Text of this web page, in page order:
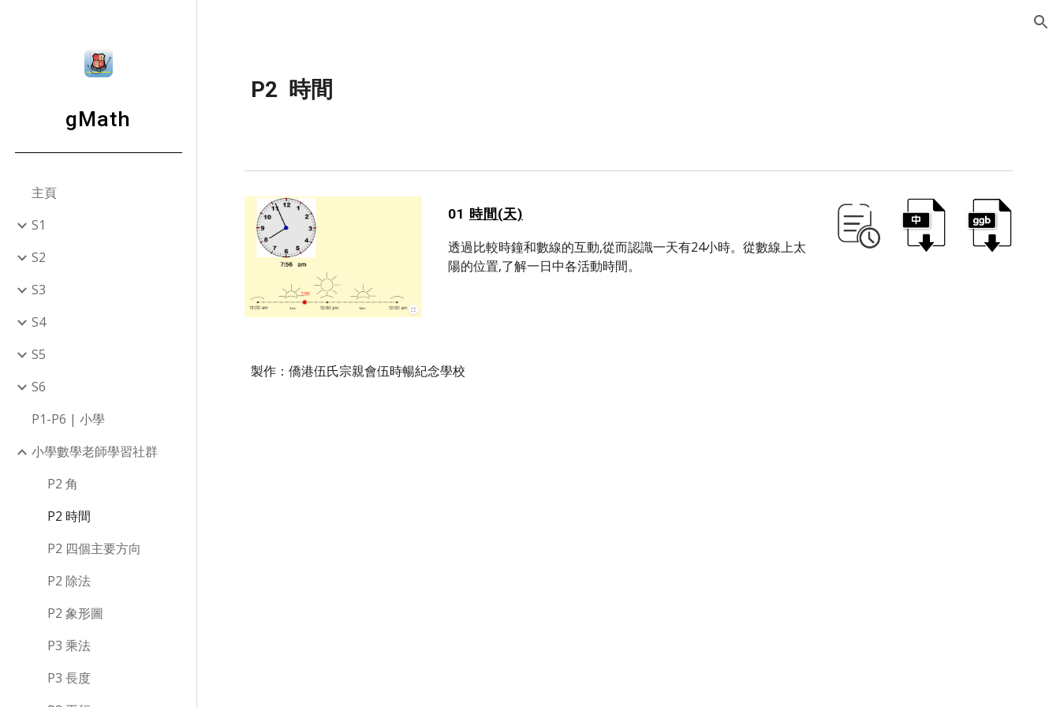
gMath
主頁
S1
S2
S3
S4
S5
S6
P1-P6 | 小學
小學數學老師學習社群
P2 角
P2 時間
P2 四個主要方向
P2 除法
P2 象形圖
P3 乘法
P3 長度
P2  時間
01 時間(天)
透過比較時鐘和數線的互動,從而認識一天有24小時。從數線上太
陽的位置,了解一日中各活動時間。
製作：僑港伍氏宗親會伍時暢紀念學校